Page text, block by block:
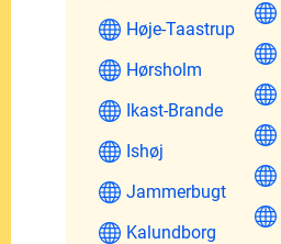
Høje-Taastrup
Hørsholm
Ikast-Brande
Ishøj
Jammerbugt
Kalundborg